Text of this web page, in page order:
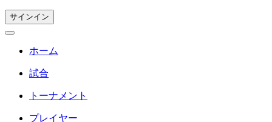
サインイン
ホーム
試合
トーナメント
プレイヤー